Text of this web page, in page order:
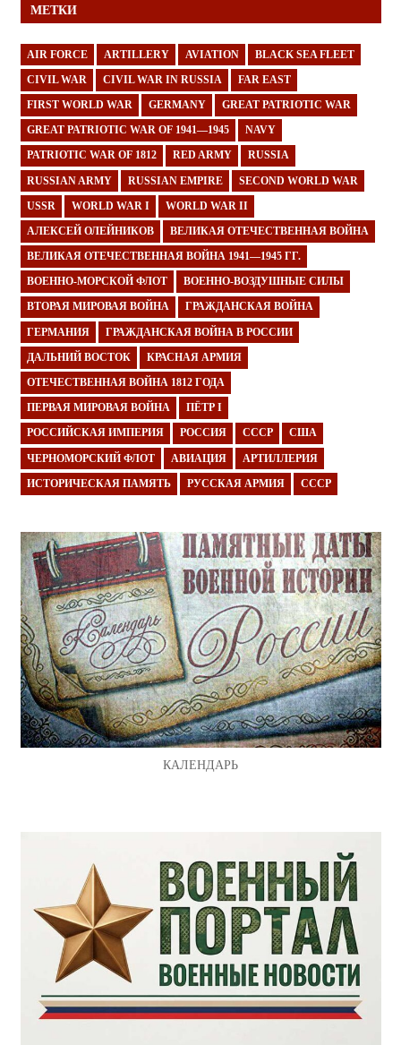
МЕТКИ
AIR FORCE ARTILLERY AVIATION BLACK SEA FLEET
CIVIL WAR CIVIL WAR IN RUSSIA FAR EAST
FIRST WORLD WAR GERMANY GREAT PATRIOTIC WAR
GREAT PATRIOTIC WAR OF 1941—1945 NAVY
PATRIOTIC WAR OF 1812 RED ARMY RUSSIA
RUSSIAN ARMY RUSSIAN EMPIRE SECOND WORLD WAR
USSR WORLD WAR I WORLD WAR II
АЛЕКСЕЙ ОЛЕЙНИКОВ ВЕЛИКАЯ ОТЕЧЕСТВЕННАЯ ВОЙНА
ВЕЛИКАЯ ОТЕЧЕСТВЕННАЯ ВОЙНА 1941—1945 ГГ.
ВОЕННО-МОРСКОЙ ФЛОТ ВОЕННО-ВОЗДУШНЫЕ СИЛЫ
ВТОРАЯ МИРОВАЯ ВОЙНА ГРАЖДАНСКАЯ ВОЙНА
ГЕРМАНИЯ ГРАЖДАНСКАЯ ВОЙНА В РОССИИ
ДАЛЬНИЙ ВОСТОК КРАСНАЯ АРМИЯ
ОТЕЧЕСТВЕННАЯ ВОЙНА 1812 ГОДА
ПЕРВАЯ МИРОВАЯ ВОЙНА ПЁТР I
РОССИЙСКАЯ ИМПЕРИЯ РОССИЯ СССР США
ЧЕРНОМОРСКИЙ ФЛОТ АВИАЦИЯ АРТИЛЛЕРИЯ
ИСТОРИЧЕСКАЯ ПАМЯТЬ РУССКАЯ АРМИЯ СССР
КАЛЕНДАРЬ